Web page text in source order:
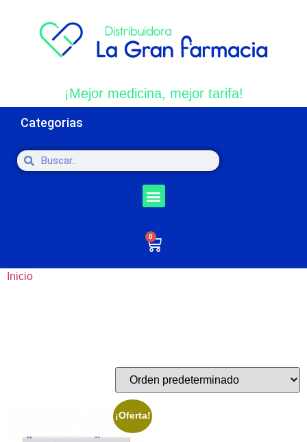
¡Mejor medicina, mejor tarifa!
Categorias
0
Inicio
¡Oferta!